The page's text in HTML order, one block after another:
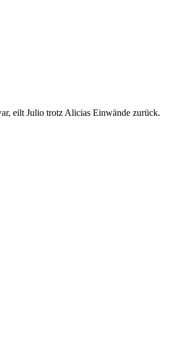
eilt Julio trotz Alicias Einwände zurück.